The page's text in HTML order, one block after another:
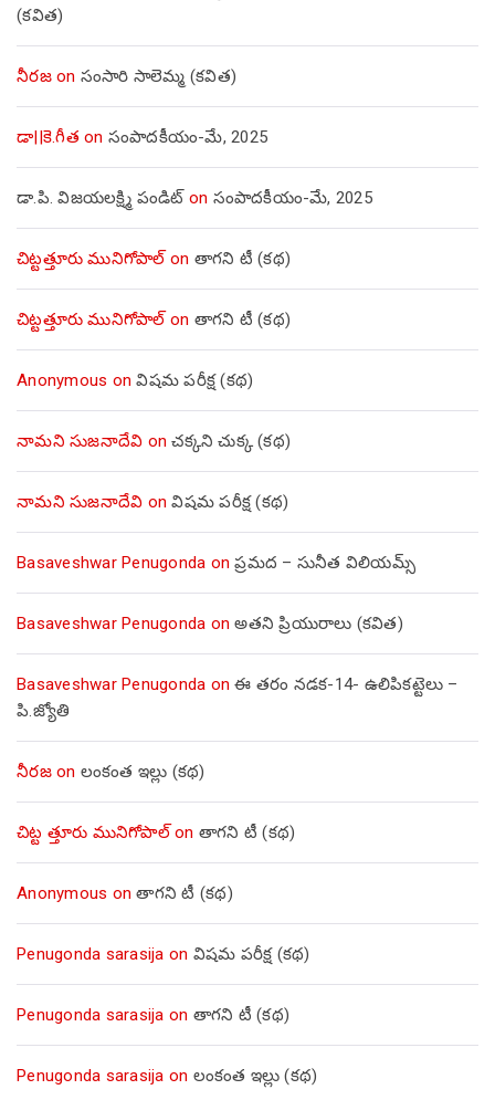
(కవిత)
నీరజon సంసారి సాలెమ్మ (కవిత)
డా||కె.గీత on సంపాదకీయం-మే, 2025
డా.పి. విజయలక్ష్మి పండిట్ on సంపాదకీయం-మే, 2025
చిట్టత్తూరు మునిగోపాల్on తాగని టీ (కథ)
చిట్టత్తూరు మునిగోపాల్on తాగని టీ (కథ)
Anonymous onవిషమ పరీక్ష (క‌థ‌)
నామని సుజనాదేవి onచక్కని చుక్క (కథ)
నామని సుజనాదేవి onవిషమ పరీక్ష (క‌థ‌)
Basaveshwar Penugonda onప్రమద – సునీత విలియమ్స్
Basaveshwar Penugonda onఅతని ప్రియురాలు (కవిత)
Basaveshwar Penugonda onఈ తరం నడక-14- ఉలిపికట్టెలు –
పి.జ్యోతి
నీరజon లంకంత ఇల్లు (కథ)
చిట్ట త్తూరు మునిగోపాల్on తాగని టీ (కథ)
Anonymous onతాగని టీ (కథ)
Penugonda sarasija on విషమ పరీక్ష (క‌థ‌)
Penugonda sarasija on తాగని టీ (కథ)
Penugonda sarasija on లంకంత ఇల్లు (కథ)